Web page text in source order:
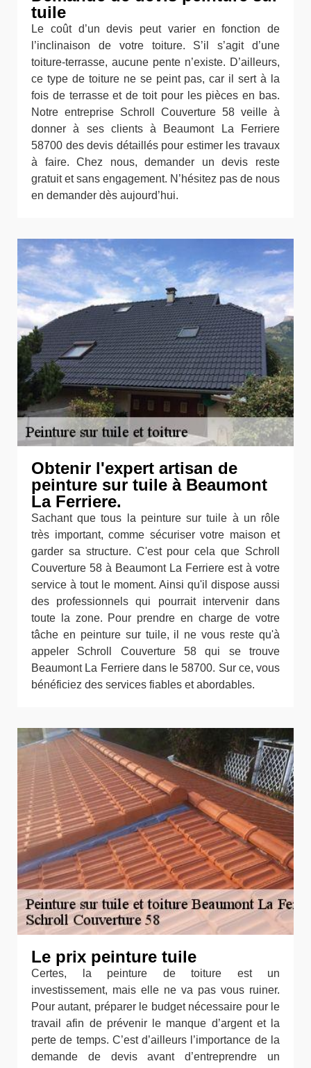
tuile
Le coût d’un devis peut varier en fonction de
l’inclinaison de votre toiture. S’il s’agit d’une
toiture-terrasse, aucune pente n’existe. D’ailleurs,
ce type de toiture ne se peint pas, car il sert à la
fois de terrasse et de toit pour les pièces en bas.
Notre entreprise Schroll Couverture 58 veille à
donner à ses clients à Beaumont La Ferriere
58700 des devis détaillés pour estimer les travaux
à faire. Chez nous, demander un devis reste
gratuit et sans engagement. N’hésitez pas de nous
en demander dès aujourd’hui.
Obtenir l'expert artisan de
peinture sur tuile à Beaumont
La Ferriere.
Sachant que tous la peinture sur tuile à un rôle
très important, comme sécuriser votre maison et
garder sa structure. C'est pour cela que Schroll
Couverture 58 à Beaumont La Ferriere est à votre
service à tout le moment. Ainsi qu'il dispose aussi
des professionnels qui pourrait intervenir dans
toute la zone. Pour prendre en charge de votre
tâche en peinture sur tuile, il ne vous reste qu'à
appeler Schroll Couverture 58 qui se trouve
Beaumont La Ferriere dans le 58700. Sur ce, vous
bénéficiez des services fiables et abordables.
Le prix peinture tuile
Certes, la peinture de toiture est un
investissement, mais elle ne va pas vous ruiner.
Pour autant, préparer le budget nécessaire pour le
travail afin de prévenir le manque d’argent et la
perte de temps. C’est d’ailleurs l’importance de la
demande de devis avant d’entreprendre un